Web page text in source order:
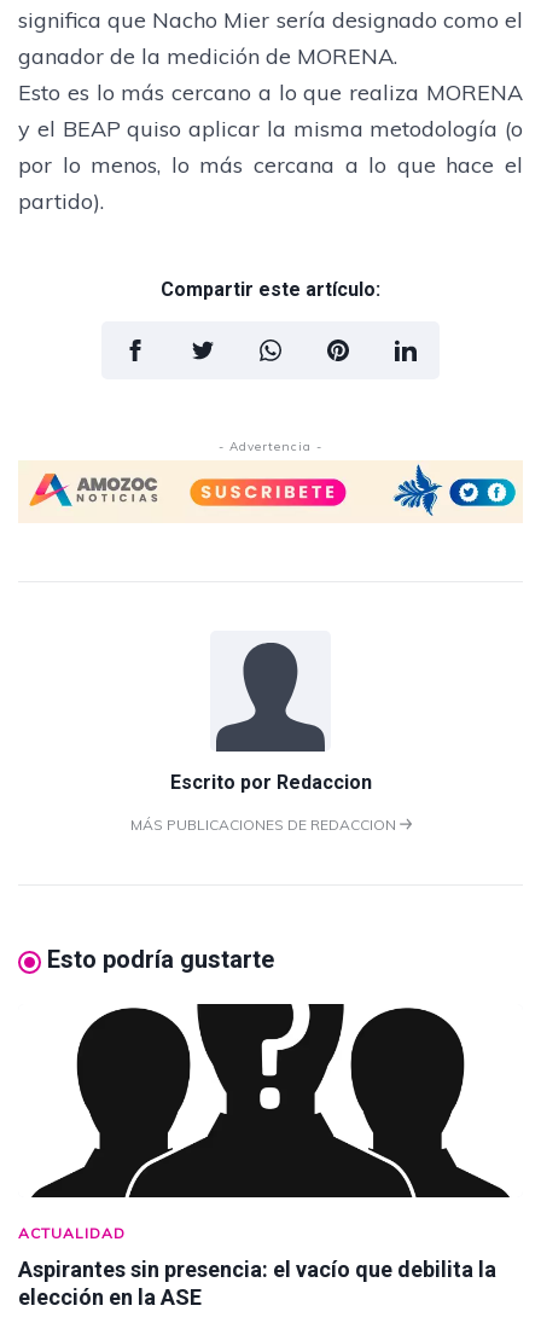
significa que Nacho Mier sería designado como el
ganador de la medición de MORENA.
Esto es lo más cercano a lo que realiza MORENA
y el BEAP quiso aplicar la misma metodología (o
por lo menos, lo más cercana a lo que hace el
partido).
Compartir este artículo:
- Advertencia -
Escrito por Redaccion
MÁS PUBLICACIONES DE REDACCION
Esto podría gustarte
ACTUALIDAD
Aspirantes sin presencia: el vacío que debilita la
elección en la ASE